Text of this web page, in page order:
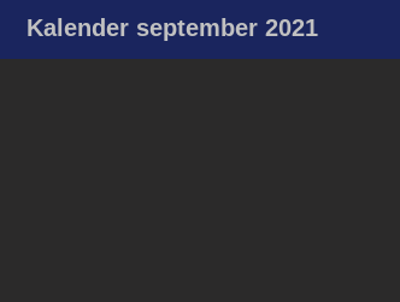
Kalender september 2021